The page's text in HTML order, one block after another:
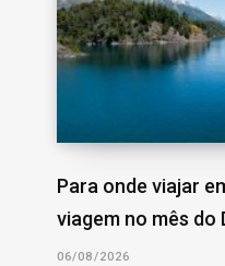
Para onde viajar
viagem no mês do
06/08/2026